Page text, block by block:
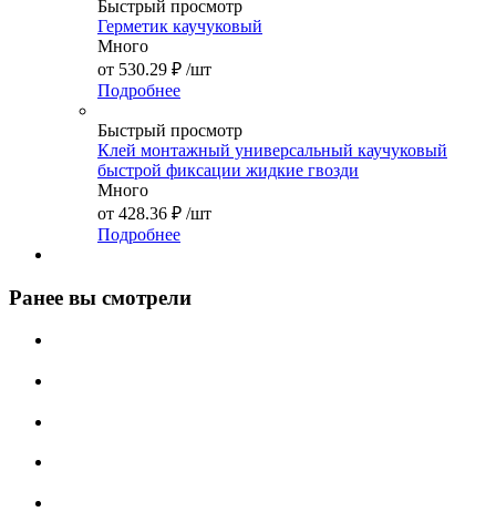
Быстрый просмотр
Герметик каучуковый
Много
от 530.29 ₽ /шт
Подробнее
Быстрый просмотр
Клей монтажный универсальный каучуковый
быстрой фиксации жидкие гвозди
Много
от 428.36 ₽ /шт
Подробнее
Ранее вы смотрели